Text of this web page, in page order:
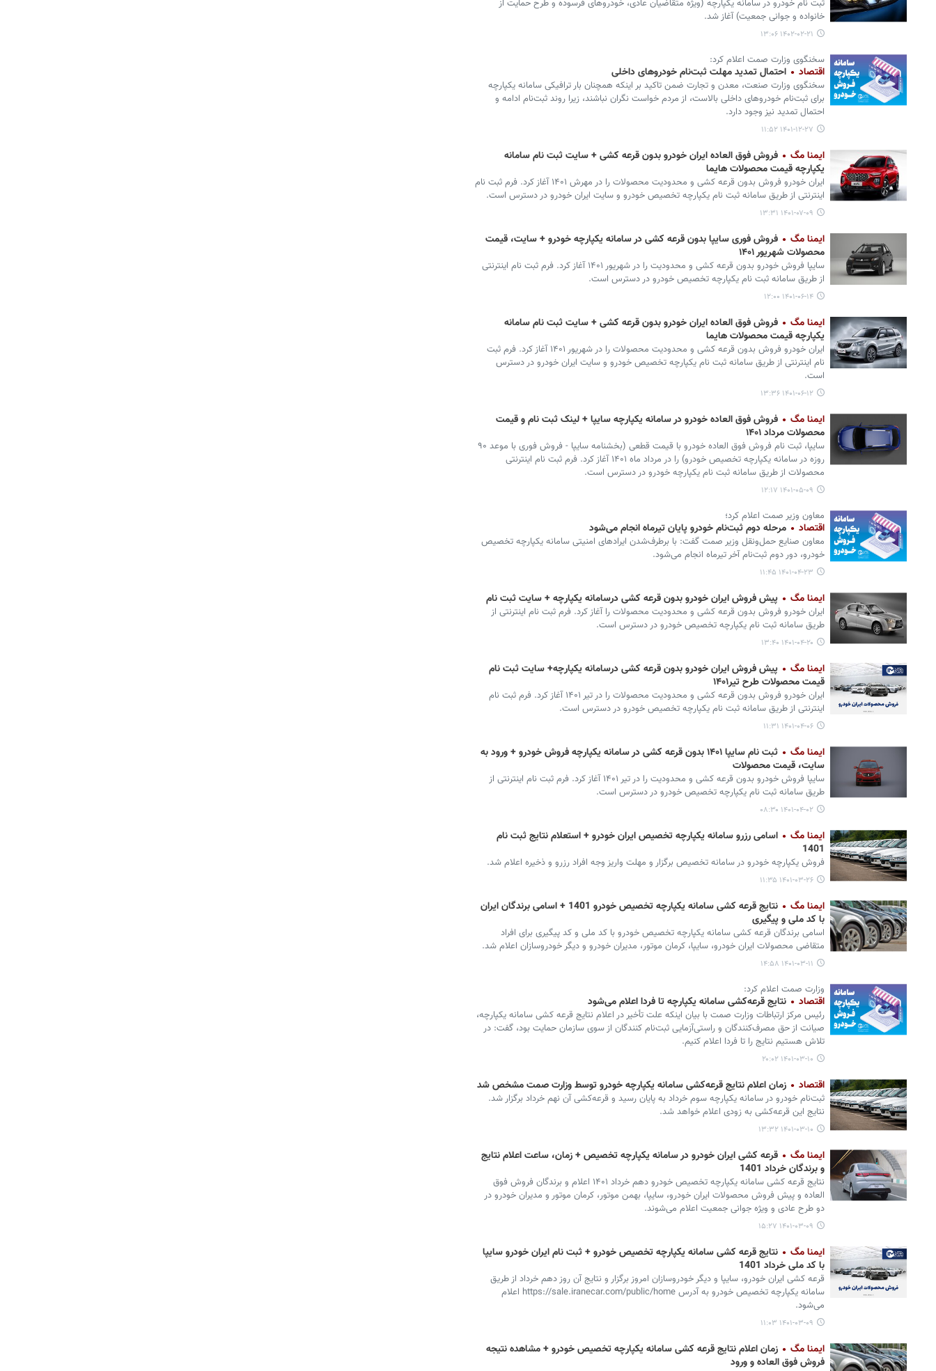
ثبت نام خودرو در سامانه یکپارچه (ویژه متقاضیان عادی، خودروهای فرسوده و طرح حمایت از
خانواده و جوانی جمعیت) آغاز شد.
۱۴۰۲-۰۲-۲۱ ۱۳:۰۶
سخنگوی وزارت صمت اعلام کرد:
اقتصاد احتمال تمدید مهلت ثبت‌نام خودروهای داخلی
سخنگوی وزارت صنعت، معدن و تجارت ضمن تاکید بر اینکه همچنان بار ترافیکی سامانه یکپارچه
برای ثبت‌نام خودروهای داخلی بالاست، از مردم خواست نگران نباشند، زیرا روند ثبت‌نام ادامه و
احتمال تمدید نیز وجود دارد.
۱۴۰۱-۱۲-۲۷ ۱۱:۵۲
ایمنا مگ
فروش فوق العاده ایران خودرو بدون قرعه کشی + سایت ثبت نام سامانه
یکپارچه قیمت محصولات هایما
ایران خودرو فروش بدون قرعه کشی و محدودیت محصولات را در مهرش ۱۴۰۱ آغاز کرد. فرم ثبت نام
اینترنتی از طریق سامانه ثبت نام یکپارچه تخصیص خودرو و سایت ایران خودرو در دسترس است.
۱۴۰۱-۰۷-۰۹ ۱۳:۳۱
ایمنا مگ
فروش فوری سایپا بدون قرعه کشی در سامانه یکپارچه خودرو + سایت، قیمت
محصولات شهریور ۱۴۰۱
سایپا فروش خودرو بدون قرعه کشی و محدودیت را در شهریور ۱۴۰۱ آغاز کرد. فرم ثبت نام اینترنتی
از طریق سامانه ثبت نام یکپارچه تخصیص خودرو در دسترس است.
۱۴۰۱-۰۶-۱۴ ۱۲:۰۰
ایمنا مگ
فروش فوق العاده ایران خودرو بدون قرعه کشی + سایت ثبت نام سامانه
یکپارچه قیمت محصولات هایما
ایران خودرو فروش بدون قرعه کشی و محدودیت محصولات را در شهریور ۱۴۰۱ آغاز کرد. فرم ثبت
نام اینترنتی از طریق سامانه ثبت نام یکپارچه تخصیص خودرو و سایت ایران خودرو در دسترس
است.
۱۴۰۱-۰۶-۱۲ ۱۳:۳۶
ایمنا مگ
فروش فوق العاده خودرو در سامانه یکپارچه سایپا + لینک ثبت نام و قیمت
محصولات مرداد ۱۴۰۱
سایپا، ثبت نام فروش فوق العاده خودرو با قیمت قطعی (بخشنامه سایپا - فروش فوری با موعد ۹۰
روزه در سامانه یکپارچه تخصیص خودرو) را در مرداد ماه ۱۴۰۱ آغاز کرد. فرم ثبت نام اینترنتی
محصولات از طریق سامانه ثبت نام یکپارچه خودرو در دسترس است.
۱۴۰۱-۰۵-۰۹ ۱۲:۱۷
معاون وزیر صمت اعلام کرد؛
اقتصاد مرحله دوم ثبت‌نام خودرو پایان تیرماه انجام می‌شود
معاون صنایع حمل‌ونقل وزیر صمت گفت: با برطرف‌شدن ایرادهای امنیتی سامانه یکپارچه تخصیص
خودرو، دور دوم ثبت‌نام آخر تیرماه انجام می‌شود.
۱۴۰۱-۰۴-۲۳ ۱۱:۴۵
ایمنا مگ پیش فروش ایران خودرو بدون قرعه کشی درسامانه یکپارچه + سایت ثبت نام
ایران خودرو فروش بدون قرعه کشی و محدودیت محصولات را آغاز کرد. فرم ثبت نام اینترنتی از
طریق سامانه ثبت نام یکپارچه تخصیص خودرو در دسترس است.
۱۴۰۱-۰۴-۲۰ ۱۳:۴۰
ایمنا مگ
پیش فروش ایران خودرو بدون قرعه کشی درسامانه یکپارچه+ سایت ثبت نام
قیمت محصولات طرح تیر۱۴۰۱
ایران خودرو فروش بدون قرعه کشی و محدودیت محصولات را در تیر ۱۴۰۱ آغاز کرد. فرم ثبت نام
اینترنتی از طریق سامانه ثبت نام یکپارچه تخصیص خودرو در دسترس است.
۱۴۰۱-۰۴-۰۶ ۱۱:۳۱
ایمنا مگ
ثبت نام سایپا ۱۴۰۱ بدون قرعه کشی در سامانه یکپارچه فروش خودرو + ورود به
سایت، قیمت محصولات
سایپا فروش خودرو بدون قرعه کشی و محدودیت را در تیر ۱۴۰۱ آغاز کرد. فرم ثبت نام اینترنتی از
طریق سامانه ثبت نام یکپارچه تخصیص خودرو در دسترس است.
۱۴۰۱-۰۴-۰۲ ۰۸:۳۰
ایمنا مگ
اسامی رزرو سامانه یکپارچه تخصیص ایران خودرو + استعلام نتایج ثبت نام
1401
فروش یکپارچه خودرو در سامانه تخصیص برگزار و مهلت واریز وجه افراد رزرو و ذخیره اعلام شد.
۱۴۰۱-۰۳-۲۶ ۱۱:۳۵
ایمنا مگ
نتایج قرعه کشی سامانه یکپارچه تخصیص خودرو 1401 + اسامی برندگان ایران
با کد ملی و پیگیری
اسامی برندگان قرعه کشی سامانه یکپارچه تخصیص خودرو با کد ملی و کد پیگیری برای افراد
متقاضی محصولات ایران خودرو، سایپا، کرمان موتور، مدیران خودرو و دیگر خودروسازان اعلام شد.
۱۴۰۱-۰۳-۱۱ ۱۴:۵۸
وزارت صمت اعلام کرد:
اقتصاد نتایج قرعه‌کشی سامانه یکپارچه تا فردا اعلام می‌شود
رئیس مرکز ارتباطات وزارت صمت با بیان اینکه علت تأخیر در اعلام نتایج قرعه کشی سامانه یکپارچه،
صیانت از حق مصرف‌کنندگان و راستی‌آزمایی ثبت‌نام کنندگان از سوی سازمان حمایت بود، گفت: در
تلاش هستیم نتایج را تا فردا اعلام کنیم.
۱۴۰۱-۰۳-۱۰ ۲۰:۰۲
اقتصاد زمان اعلام نتایج قرعه‌کشی سامانه یکپارچه خودرو توسط وزارت صمت مشخص شد
ثبت‌نام خودرو در سامانه یکپارچه سوم خرداد به پایان رسید و قرعه‌کشی آن نهم خرداد برگزار شد.
نتایج این قرعه‌کشی به زودی اعلام خواهد شد.
۱۴۰۱-۰۳-۱۰ ۱۳:۳۲
ایمنا مگ
قرعه کشی ایران خودرو در سامانه یکپارچه تخصیص + زمان، ساعت اعلام نتایج
و برندگان خرداد 1401
نتایج قرعه کشی سامانه یکپارچه تخصیص خودرو دهم خرداد ۱۴۰۱ اعلام و برندگان فروش فوق
العاده و پیش فروش محصولات ایران خودرو، سایپا، بهمن موتور، کرمان موتور و مدیران خودرو در
دو طرح عادی و ویژه جوانی جمعیت اعلام می‌شوند.
۱۴۰۱-۰۳-۰۹ ۱۵:۲۷
ایمنا مگ
نتایج قرعه کشی سامانه یکپارچه تخصیص خودرو + ثبت نام ایران خودرو سایپا
با کد ملی خرداد 1401
قرعه کشی ایران خودرو، سایپا و دیگر خودروسازان امروز برگزار و نتایج آن روز دهم خرداد از طریق
سامانه یکپارچه تخصیص خودرو به آدرس https://sale.iranecar.com/public/home اعلام
می‌شود.
۱۴۰۱-۰۳-۰۹ ۱۱:۰۳
ایمنا مگ
زمان اعلام نتایج قرعه کشی سامانه یکپارچه تخصیص خودرو + مشاهده نتیجه
فروش فوق العاده و ورود